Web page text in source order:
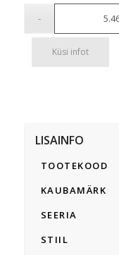
Küsi infot
LISAINFO
TOOTEKOOD
KAUBAMÄRK
SEERIA
STIIL